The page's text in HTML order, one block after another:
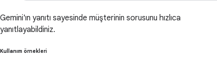
Gemini'ın yanıtı sayesinde müşterinin sorusunu hızlıca
yanıtlayabildiniz.
Kullanım örnekleri